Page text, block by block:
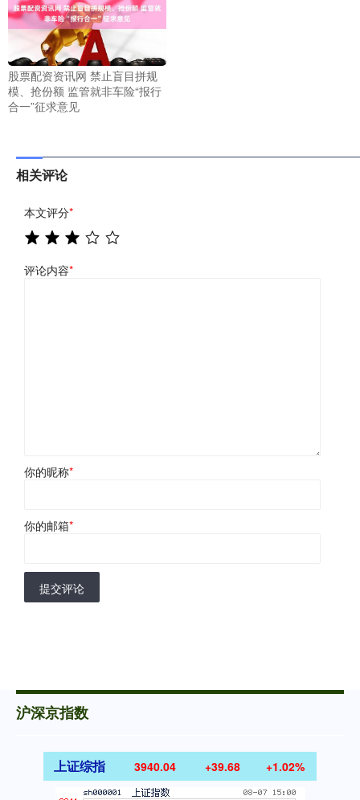
股票配资资讯网 禁止盲目拼规
模、抢份额 监管就非车险“报行
合一”征求意见
相关评论
本文评分*
评论内容*
你的昵称*
你的邮箱*
提交评论
沪深京指数
上证综指 3940.04 +39.68 +1.02%